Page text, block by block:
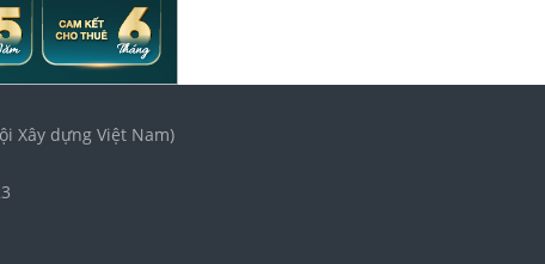
Xây dựng Việt Nam)